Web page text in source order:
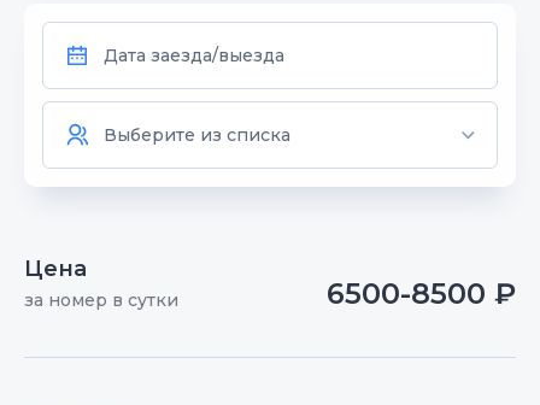
Цена
за номер в сутки 6500-8500 ₽